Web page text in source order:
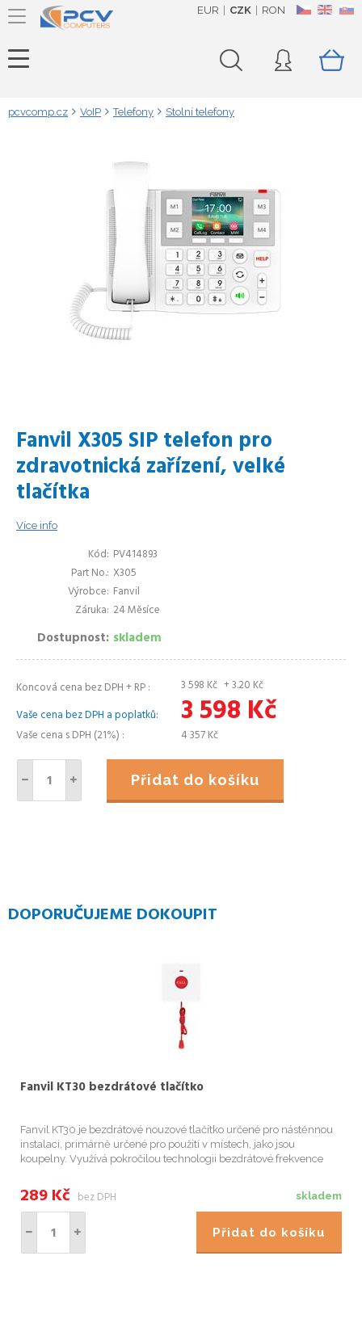
CZ EN SK
EUR CZK RON
pcvcomp.cz VoIP Telefony Stolní telefony
Fanvil X305 SIP telefon pro
zdravotnická zařízení, velké
tlačítka
Více info
Kód PV414893
Part No. X305
Výrobce Fanvil
Záruka 24 Měsíce
Dostupnost skladem
Koncová cena bez DPH + RP 3 598 Kč + 3.20 Kč
Vaše cena bez DPH a poplatků
3 598 Kč
Vaše cena s DPH (21%) 4 357Kč
Přidat do košíku
DOPORUČUJEME DOKOUPIT
Fanvil KT30 bezdrátové tlačítko
Fanvil KT30 je bezdrátové nouzové tlačítko určené pro nástěnnou
instalaci, primárně určené pro použití v místech, jako jsou
koupelny. Využívá pokročilou technologii bezdrátové frekvence
skladem
289Kč bez DPH
Přidat do košíku